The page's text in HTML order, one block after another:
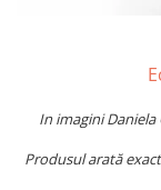
In imagini
Produsul arată